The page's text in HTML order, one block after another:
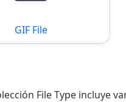
GIF File
File Type incluye